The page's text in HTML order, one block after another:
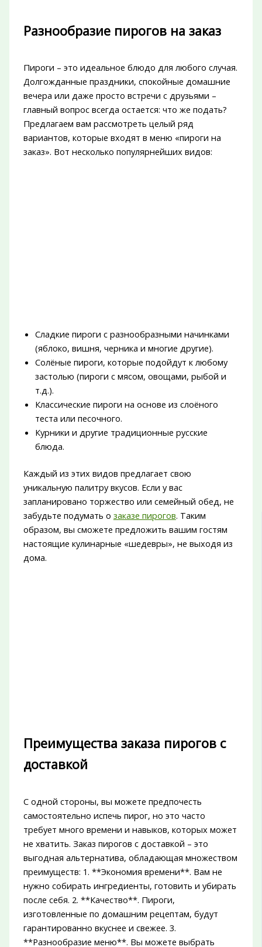
Разнообразие пирогов на заказ
Пироги – это идеальное блюдо для любого случая.
Долгожданные праздники, спокойные домашние
вечера или даже просто встречи с друзьями –
главный вопрос всегда остается: что же подать?
Предлагаем вам рассмотреть целый ряд
вариантов, которые входят в меню «пироги на
заказ». Вот несколько популярнейших видов:
Сладкие пироги с разнообразными начинками
(яблоко, вишня, черника и многие другие).
Солёные пироги, которые подойдут к любому
застолью (пироги с мясом, овощами, рыбой и
т.д.).
Классические пироги на основе из слоёного
теста или песочного.
Курники и другие традиционные русские
блюда.
Каждый из этих видов предлагает свою
уникальную палитру вкусов. Если у вас
запланировано торжество или семейный обед, не
забудьте подумать о заказе пирогов. Таким
образом, вы сможете предложить вашим гостям
настоящие кулинарные «шедевры», не выходя из
дома.
Преимущества заказа пирогов с
доставкой
С одной стороны, вы можете предпочесть
самостоятельно испечь пирог, но это часто
требует много времени и навыков, которых может
не хватить. Заказ пирогов с доставкой – это
выгодная альтернатива, обладающая множеством
преимуществ: 1. **Экономия времени**. Вам не
нужно собирать ингредиенты, готовить и убирать
после себя. 2. **Качество**. Пироги,
изготовленные по домашним рецептам, будут
гарантированно вкуснее и свежее. 3.
**Разнообразие меню**. Вы можете выбрать